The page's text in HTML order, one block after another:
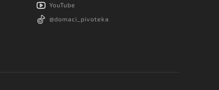
YouTube
@domaci_pivoteka